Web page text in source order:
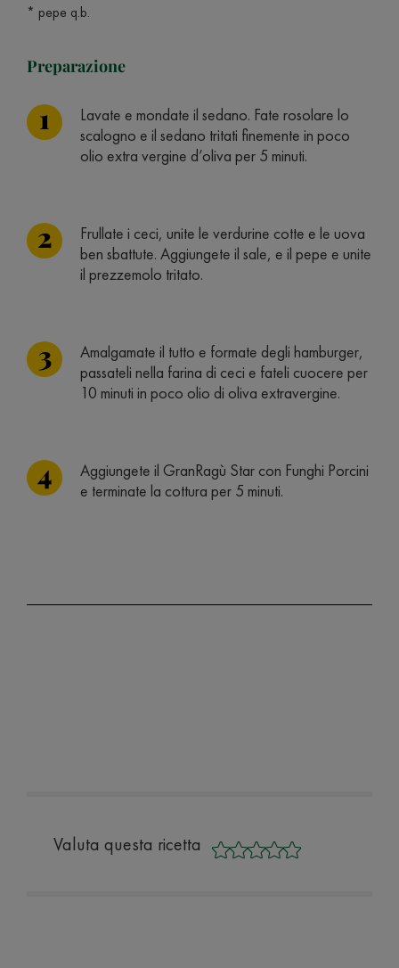
* pepe q.b.
Preparazione
Lavate e mondate il sedano. Fate rosolare lo
scalogno e il sedano tritati finemente in poco
olio extra vergine d’oliva per 5 minuti.
Frullate i ceci, unite le verdurine cotte e le uova
ben sbattute. Aggiungete il sale, e il pepe e unite
il prezzemolo tritato.
Amalgamate il tutto e formate degli hamburger,
passateli nella farina di ceci e fateli cuocere per
10 minuti in poco olio di oliva extravergine.
Aggiungete il GranRagù Star con Funghi Porcini
e terminate la cottura per 5 minuti.
Valuta questa ricetta